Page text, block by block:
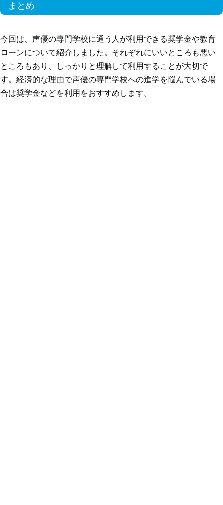
まとめ
今回は、声優の専門学校に通う人が利用できる奨学金や教育
ローンについて紹介しました。それぞれにいいところも悪い
ところもあり、しっかりと理解して利用することが大切で
す。経済的な理由で声優の専門学校への進学を悩んでいる場
合は奨学金などを利用をおすすめします。